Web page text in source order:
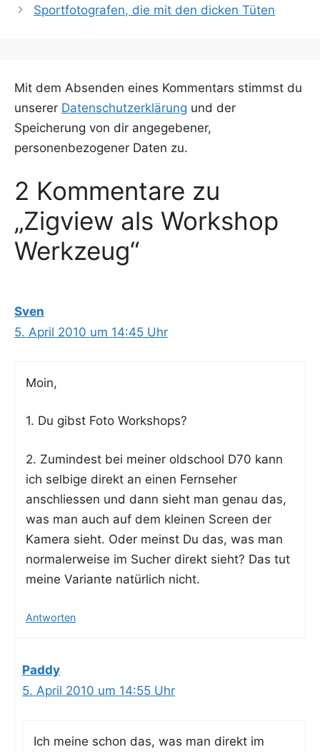
Sportfotografen, die mit den dicken Tüten
Mit dem Absenden eines Kommentars stimmst du
unserer Datenschutzerklärung und der
Speicherung von dir angegebener,
personenbezogener Daten zu.
2 Kommentare zu
„Zigview als Workshop
Werkzeug“
Sven
5. April 2010 um 14:45 Uhr
Moin,
1. Du gibst Foto Workshops?
2. Zumin­dest bei mei­ner old­school D70 kann
ich sel­bi­ge direkt an einen Fern­se­her
anschlies­sen und dann sieht man genau das,
was man auch auf dem klei­nen Screen der
Kame­ra sieht. Oder meinst Du das, was man
nor­ma­ler­wei­se im Sucher direkt sieht? Das tut
mei­ne Vari­an­te natür­lich nicht.
Antworten
Paddy
5. April 2010 um 14:55 Uhr
Ich mei­ne schon das, was man direkt im